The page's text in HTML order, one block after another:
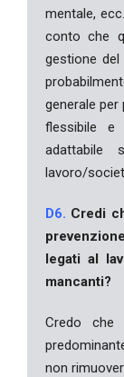
mentale,
conto che
gestione
generale
flessibile
lavoro/
D6. Credi
legati al
mancanti?
Credo che
non